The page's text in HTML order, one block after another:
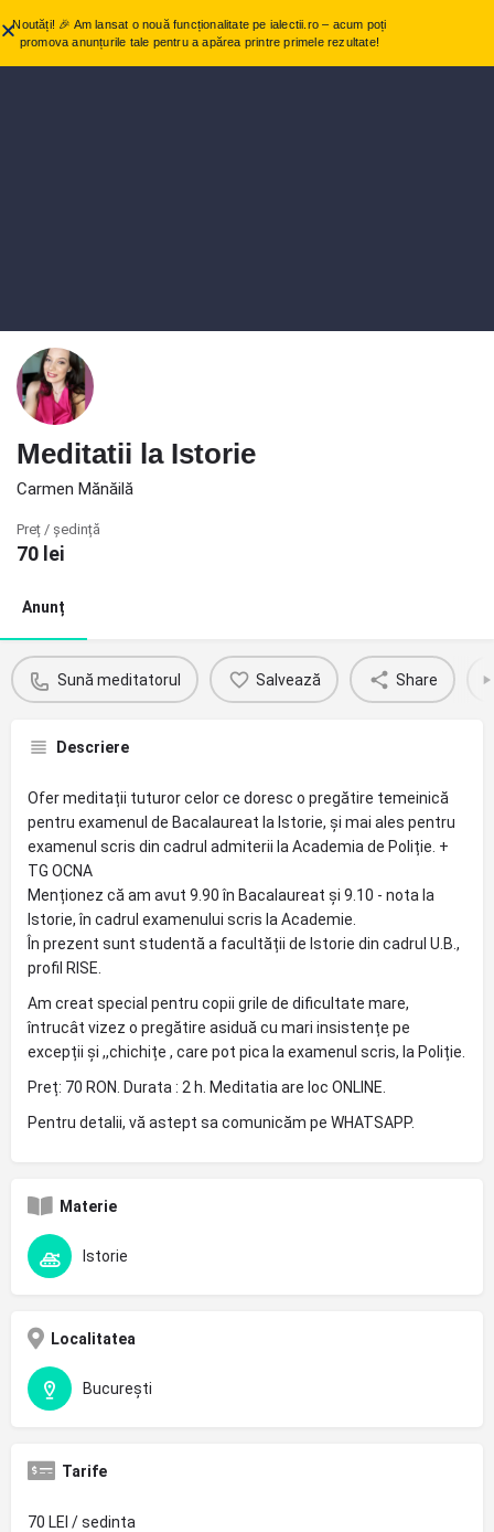
Meditatii la Istorie
Carmen Mănăilă
Preț / ședință
70 lei
Anunț
Sună meditatorul Salvează Share
Descriere
Ofer meditații tuturor celor ce doresc o pregătire temeinică
pentru examenul de Bacalaureat la Istorie, și mai ales pentru
examenul scris din cadrul admiterii la Academia de Poliție. +
TG OCNA
Menționez că am avut 9.90 în Bacalaureat și 9.10 - nota la
Istorie, în cadrul examenului scris la Academie.
În prezent sunt studentă a facultății de Istorie din cadrul U.B.,
profil RISE.
Am creat special pentru copii grile de dificultate mare,
întrucât vizez o pregătire asiduă cu mari insistențe pe
excepții și ,,chichițe , care pot pica la examenul scris, la Poliție.
Preț: 70 RON. Durata : 2 h. Meditatia are loc ONLINE.
Pentru detalii, vă astept sa comunicăm pe WHATSAPP.
Materie
Istorie
Localitatea
București
Tarife
70 LEI / sedinta
Noutăți! 🎉 Am lansat o nouă funcționalitate pe ialectii.ro – acum poți
promova anunțurile tale pentru a apărea printre primele rezultate!